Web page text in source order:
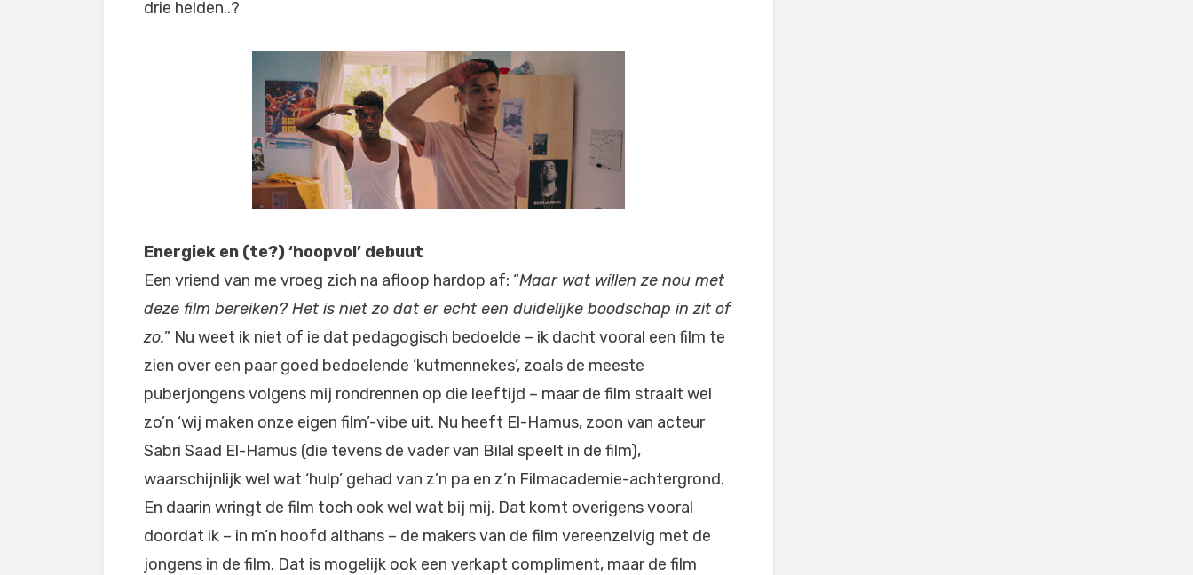
drie helden..?
Energiek en (te?) ‘hoopvol’ debuut
Een vriend van me vroeg zich na afloop hardop af: “Maar wat willen ze nou met
deze film bereiken? Het is niet zo dat er echt een duidelijke boodschap in zit of
zo.” Nu weet ik niet of ie dat pedagogisch bedoelde – ik dacht vooral een film te
zien over een paar goed bedoelende ‘kutmennekes’, zoals de meeste
puberjongens volgens mij rondrennen op die leeftijd – maar de film straalt wel
zo’n ‘wij maken onze eigen film’-vibe uit. Nu heeft El-Hamus, zoon van acteur
Sabri Saad El-Hamus (die tevens de vader van Bilal speelt in de film),
waarschijnlijk wel wat ‘hulp’ gehad van z’n pa en z’n Filmacademie-achtergrond.
En daarin wringt de film toch ook wel wat bij mij. Dat komt overigens vooral
doordat ik – in m’n hoofd althans – de makers van de film vereenzelvig met de
jongens in de film. Dat is mogelijk ook een verkapt compliment, maar de film